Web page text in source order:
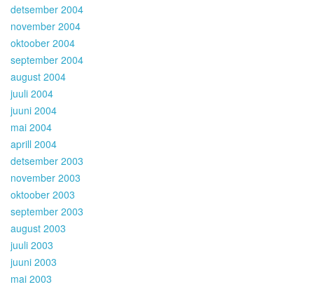
detsember 2004
november 2004
oktoober 2004
september 2004
august 2004
juuli 2004
juuni 2004
mai 2004
aprill 2004
detsember 2003
november 2003
oktoober 2003
september 2003
august 2003
juuli 2003
juuni 2003
mai 2003